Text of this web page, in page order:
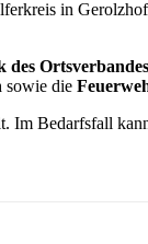
in
des
sowie die
Bedarfsfall